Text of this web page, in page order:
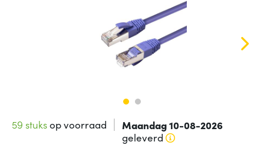
59 stuksop voorraad Maandag 10-08-2026
geleverd